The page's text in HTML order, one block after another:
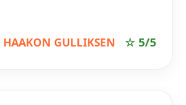
HAAKON GULLIKSEN ☆ 5/5